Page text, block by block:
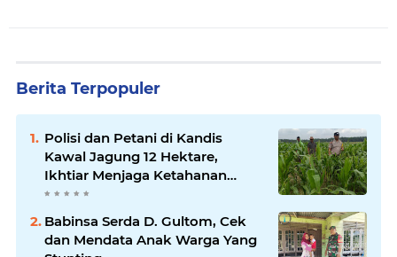
Berita Terpopuler
Polisi dan Petani di Kandis
Kawal Jagung 12 Hektare,
Ikhtiar Menjaga Ketahanan
Pangan
Babinsa Serda D. Gultom, Cek
dan Mendata Anak Warga Yang